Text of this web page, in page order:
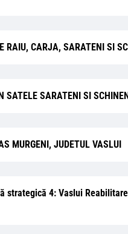
CARJA, SARATENI SI
SARATENI SI
MURGENI, JUDETUL VASLUI
4: Vaslui